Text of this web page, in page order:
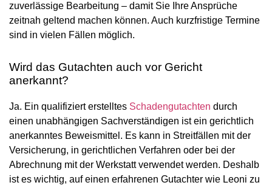
zuverlässige Bearbeitung – damit Sie Ihre Ansprüche
zeitnah geltend machen können. Auch kurzfristige Termine
sind in vielen Fällen möglich.
Wird das Gutachten auch vor Gericht
anerkannt?
Ja. Ein qualifiziert erstelltes Schadengutachten durch
einen unabhängigen Sachverständigen ist ein gerichtlich
anerkanntes Beweismittel. Es kann in Streitfällen mit der
Versicherung, in gerichtlichen Verfahren oder bei der
Abrechnung mit der Werkstatt verwendet werden. Deshalb
ist es wichtig, auf einen erfahrenen Gutachter wie Leoni zu